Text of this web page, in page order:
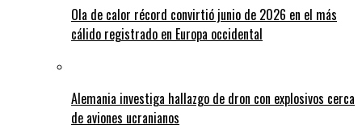
Ola de calor récord convirtió junio de 2026 en el más
cálido registrado en Europa occidental
Alemania investiga hallazgo de dron con explosivos cerca
de aviones ucranianos